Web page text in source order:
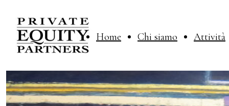
Home Chi siamo Attività